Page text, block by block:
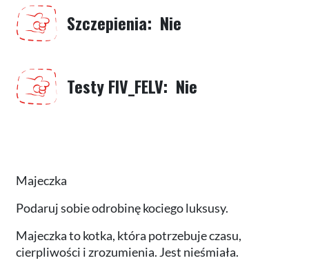
Szczepienia Nie
Testy FIV_FELV Nie
Majeczka
Podaruj sobie odrobinę kociego luksusy.
Majeczka to kotka, która potrzebuje czasu,
cierpliwości i zrozumienia. Jest nieśmiała.